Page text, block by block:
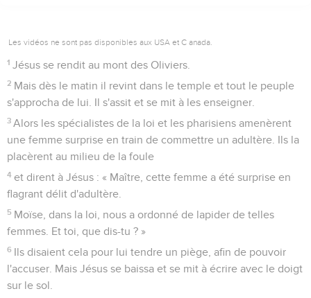
Les vidéos ne sont pas disponibles aux USA et C anada.
1 Jésus se rendit au mont des Oliviers.
2 Mais dès le matin il revint dans le temple et tout le peuple
s'approcha de lui. Il s'assit et se mit à les enseigner.
3 Alors les spécialistes de la loi et les pharisiens amenèrent
une femme surprise en train de commettre un adultère. Ils la
placèrent au milieu de la foule
4 et dirent à Jésus : « Maître, cette femme a été surprise en
flagrant délit d'adultère.
5 Moïse, dans la loi, nous a ordonné de lapider de telles
femmes. Et toi, que dis-tu ? »
6 Ils disaient cela pour lui tendre un piège, afin de pouvoir
l'accuser. Mais Jésus se baissa et se mit à écrire avec le doigt
sur le sol.